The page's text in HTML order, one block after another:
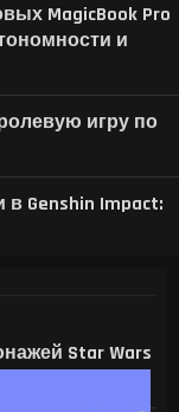
MagicBook Pro
и
игру по
Genshin Impact:
Star Wars